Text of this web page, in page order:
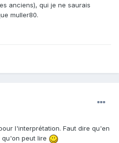
anciens), qui je ne saurais
muller80.
l'interprétation. Faut dire qu'en
peut lire